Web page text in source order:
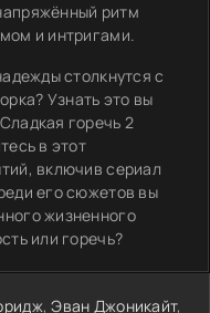
ритм
и интригами.
столкнутся с
Узнать это вы
горечь 2
в этот
включив сериал
его сюжетов вы
жизненного
или горечь?
,Эван Джоникайт,